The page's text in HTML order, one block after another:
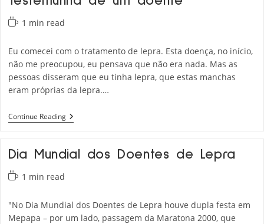
Reading
1 min read
Eu comecei com o tratamento de lepra. Esta doença, no início,
não me preocupou, eu pensava que não era nada. Mas as
pessoas disseram que eu tinha lepra, que estas manchas
eram próprias da lepra.…
Continue ReadingTestemunha
De
Dia Mundial dos Doentes de Lepra
Reading
1 min read
"No Dia Mundial dos Doentes de Lepra houve dupla festa em
Mepapa – por um lado, passagem da Maratona 2000, que